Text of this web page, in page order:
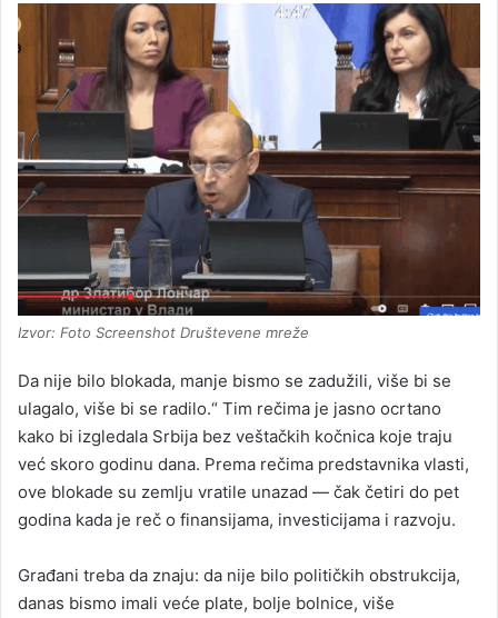
Izvor: Foto Screenshot Društevene mreže
Da nije bilo blokada, manje bismo se zadužili, više bi se
ulagalo, više bi se radilo.“ Tim rečima je jasno ocrtano
kako bi izgledala Srbija bez veštačkih kočnica koje traju
već skoro godinu dana. Prema rečima predstavnika vlasti,
ove blokade su zemlju vratile unazad — čak četiri do pet
godina kada je reč o finansijama, investicijama i razvoju.
Građani treba da znaju: da nije bilo političkih obstrukcija,
danas bismo imali veće plate, bolje bolnice, više